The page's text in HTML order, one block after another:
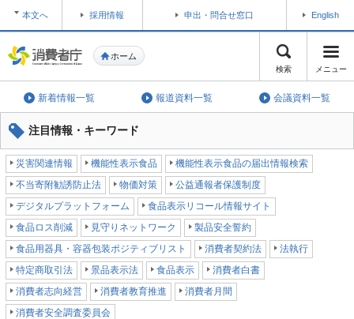
ホーム
本文へ 採用情報 申出・問合せ窓口 English
メニュー
検索
新着情報一覧 報道資料一覧 会議資料一覧
注目情報・キーワード
災害関連情報 機能性表示食品
機能性表示食品の届出情報検索
不当寄附勧誘防止法
物価対策
公益通報者保護制度
デジタルプラットフォーム
食品表示リコール情報サイト
食品ロス削減
見守りネットワーク
製品安全誓約
食品用器具・容器包装ポジティブリスト
消費者契約法
法執行
特定商取引法
景品表示法 食品表示
消費者白書
消費者志向経営
消費者教育推進
消費者月間
消費者安全調査委員会